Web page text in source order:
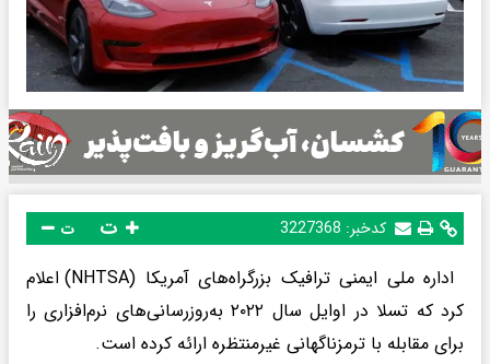
کدخبر: 3227368 ت
اداره ملی ایمنی ترافیک بزرگراه‌های آمریکا (NHTSA) اعلام
کرد که تسلا در اوایل سال ۲۰۲۲ به‌روزرسانی‌های نرم‌افزاری را
برای مقابله با ترمزناگهانی غیرمنتظره ارائه کرده است.